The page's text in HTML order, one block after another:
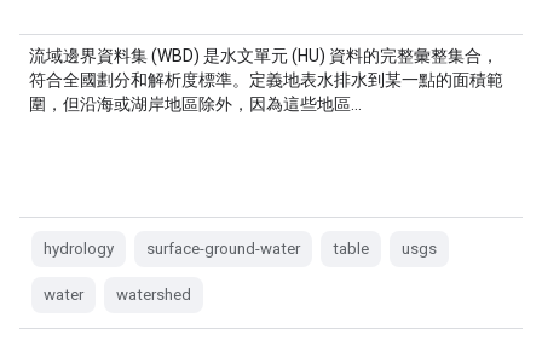
流域邊界資料集 (WBD) 是水文單元 (HU) 資料的完整彙整集合，
符合全國劃分和解析度標準。定義地表水排水到某一點的面積範
圍，但沿海或湖岸地區除外，因為這些地區…
hydrology surface-ground-water table usgs
water watershed